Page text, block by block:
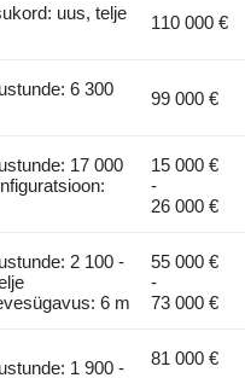
uus, telje
110 000 €
6 300
99 000 €
17 000
15 000 €
-
26 000 €
2 100 -
6 m
55 000 €
-
73 000 €
1 900 -
81 000 €